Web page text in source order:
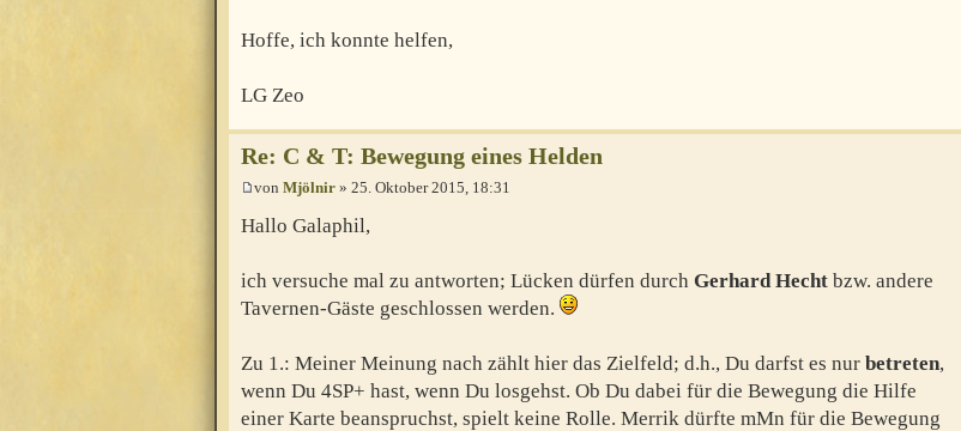
Hoffe, ich konnte helfen,
LG Zeo
Re: C & T: Bewegung eines Helden
von Mjölnir » 25. Oktober 2015, 18:31
Hallo Galaphil,
ich versuche mal zu antworten; Lücken dürfen durch Gerhard Hecht bzw. andere
Tavernen-Gäste geschlossen werden.
Zu 1.: Meiner Meinung nach zählt hier das Zielfeld; d.h., Du darfst es nur betreten,
wenn Du 4SP+ hast, wenn Du losgehst. Ob Du dabei für die Bewegung die Hilfe
einer Karte beanspruchst, spielt keine Rolle. Merrik dürfte mMn für die Bewegung